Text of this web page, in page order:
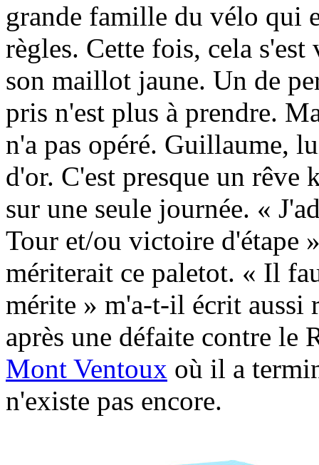
grande famille du vélo qui
règles. Cette fois, cela
son maillot jaune. Un de
pris n'est plus à prendre.
n'a pas opéré. Guillaume,
d'or. C'est presque un rêve
sur une seule journée. «
Tour et/ou victoire d'étape
mériterait ce paletot. « Il
mérite » m'a-t-il écrit aussi
après une défaite contre le
Mont Ventoux où il a
n'existe pas encore.